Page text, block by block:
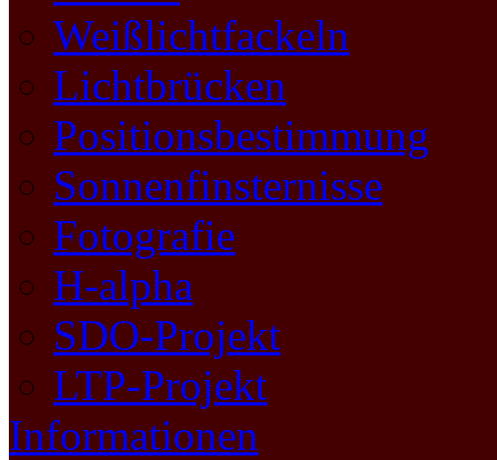
Weißlichtfackeln
Lichtbrücken
Positionsbestimmung
Sonnenfinsternisse
Fotografie
H-alpha
SDO-Projekt
LTP-Projekt
Informationen